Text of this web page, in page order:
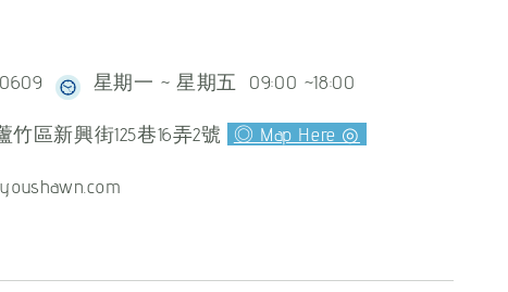
星期一 ~ 星期五 09:00 ~18:00
竹區新興街125巷16弄2號 ◎ Map Here ◎